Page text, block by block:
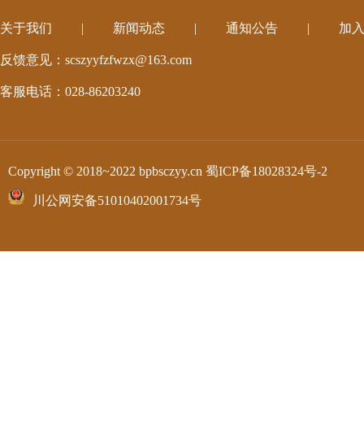
关于我们 | 新闻动态 | 通知公告 | 加
反馈意见：scszyyfzfwzx@163.com
客服电话：028-86203240
Copyright © 2018~2022 bpbsczyy.cn 蜀ICP备18028324号-2
川公网安备51010402001734号